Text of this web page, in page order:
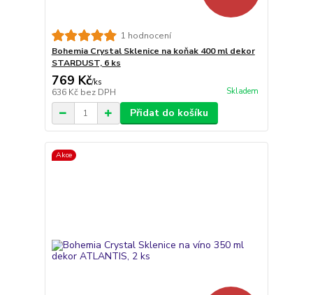
1 hodnocení
Bohemia Crystal Sklenice na koňak 400 ml dekor
STARDUST, 6 ks
769 Kč/ks
636 Kč bez DPH Skladem
Přidat do košíku
Akce